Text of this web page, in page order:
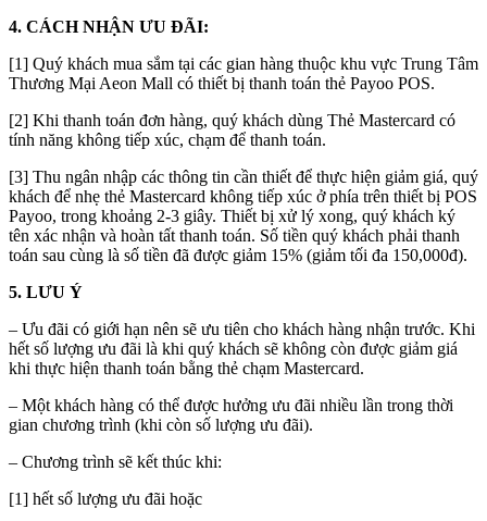
4. CÁCH NHẬN ƯU ĐÃI:
[1] Quý khách mua sắm tại các gian hàng thuộc khu vực Trung Tâm
Thương Mại Aeon Mall có thiết bị thanh toán thẻ Payoo POS.
[2] Khi thanh toán đơn hàng, quý khách dùng Thẻ Mastercard có
tính năng không tiếp xúc, chạm để thanh toán.
[3] Thu ngân nhập các thông tin cần thiết để thực hiện giảm giá, quý
khách để nhẹ thẻ Mastercard không tiếp xúc ở phía trên thiết bị POS
Payoo, trong khoảng 2-3 giây. Thiết bị xử lý xong, quý khách ký
tên xác nhận và hoàn tất thanh toán. Số tiền quý khách phải thanh
toán sau cùng là số tiền đã được giảm 15% (giảm tối đa 150,000đ).
5. LƯU Ý
– Ưu đãi có giới hạn nên sẽ ưu tiên cho khách hàng nhận trước. Khi
hết số lượng ưu đãi là khi quý khách sẽ không còn được giảm giá
khi thực hiện thanh toán bằng thẻ chạm Mastercard.
– Một khách hàng có thể được hưởng ưu đãi nhiều lần trong thời
gian chương trình (khi còn số lượng ưu đãi).
– Chương trình sẽ kết thúc khi:
[1] hết số lượng ưu đãi hoặc